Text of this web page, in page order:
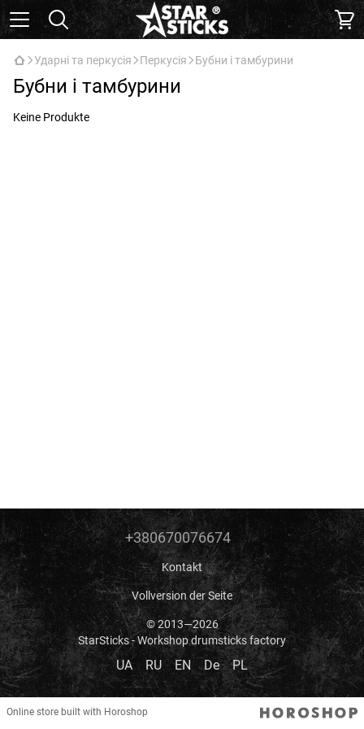
Ударні та перкусія Перкусія Бубни і тамбурини
Бубни і тамбурини
Keine Produkte
+380670076674
Kontakt
Vollversion der Seite
© 2013—2026
StarSticks - Workshop drumsticks factory
UA RU EN De PL
Online store built with Horoshop